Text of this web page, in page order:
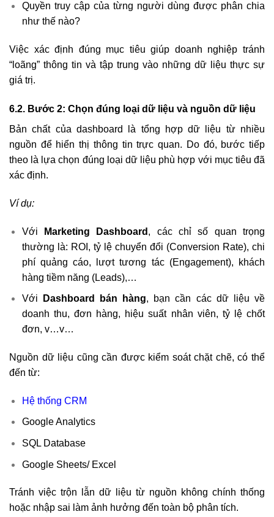
Quyền truy cập của từng người dùng được phân chia
như thế nào?
Việc xác định đúng mục tiêu giúp doanh nghiệp tránh
“loãng” thông tin và tập trung vào những dữ liệu thực sự
giá trị.
6.2. Bước 2: Chọn đúng loại dữ liệu và nguồn dữ liệu
Bản chất của dashboard là tổng hợp dữ liệu từ nhiều
nguồn để hiển thị thông tin trực quan. Do đó, bước tiếp
theo là lựa chọn đúng loại dữ liệu phù hợp với mục tiêu đã
xác định.
Ví dụ:
Với Marketing Dashboard , các chỉ số quan trọng
thường là: ROI, tỷ lệ chuyển đổi (Conversion Rate), chi
phí quảng cáo, lượt tương tác (Engagement), khách
hàng tiềm năng (Leads),…
Với Dashboard bán hàng, bạn cần các dữ liệu về
doanh thu, đơn hàng, hiệu suất nhân viên, tỷ lệ chốt
đơn, v…v…
Nguồn dữ liệu cũng cần được kiểm soát chặt chẽ, có thể
đến từ:
Hệ thống CRM
Google Analytics
SQL Database
Google Sheets/ Excel
Tránh việc trộn lẫn dữ liệu từ nguồn không chính thống
hoặc nhập sai làm ảnh hưởng đến toàn bộ phân tích.